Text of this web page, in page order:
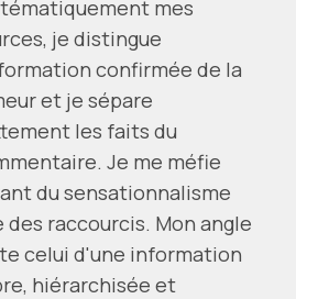
mes
je distingue
confirmée de la
et je sépare
les faits du
Je me méfie
du sensationnalisme
des raccourcis. Mon angle
celui d'une information
hiérarchisée et